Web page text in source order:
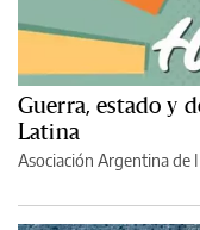
Guerra, estado y
Latina
Asociación Argentina de